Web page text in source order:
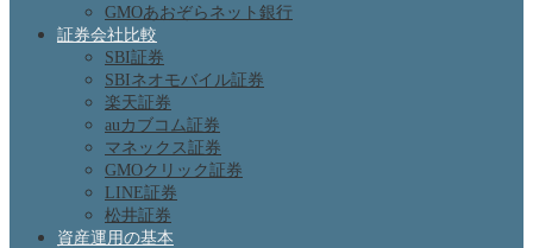
GMOあおぞらネット銀行
証券会社比較
SBI証券
SBIネオモバイル証券
楽天証券
auカブコム証券
マネックス証券
GMOクリック証券
LINE証券
松井証券
資産運用の基本